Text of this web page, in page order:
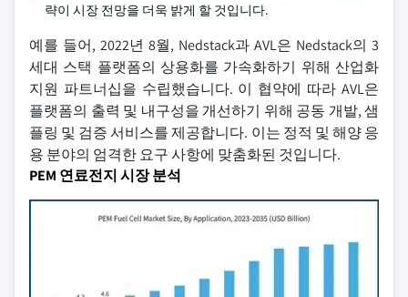
략이 시장 전망을 더욱 밝게 할 것입니다.
예를 들어, 2022년 8월, Nedstack과 AVL은 Nedstack의 3
세대 스택 플랫폼의 상용화를 가속화하기 위해 산업화
지원 파트너십을 수립했습니다. 이 협약에 따라 AVL은
플랫폼의 출력 및 내구성을 개선하기 위해 공동 개발, 샘
플링 및 검증 서비스를 제공합니다. 이는 정적 및 해양 응
용 분야의 엄격한 요구 사항에 맞춤화된 것입니다.
PEM 연료전지 시장 분석